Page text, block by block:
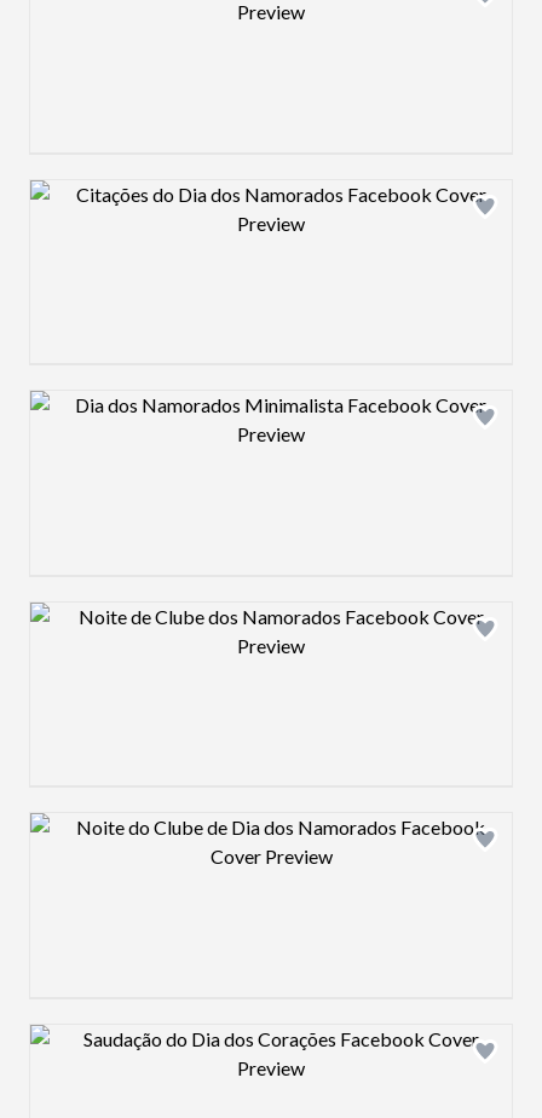
Design preview image
Design preview image
Design preview image
Design preview image
Design preview image